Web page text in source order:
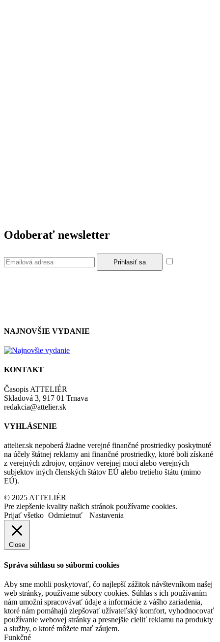
Odoberať newsletter
NAJNOVŠIE VYDANIE
KONTAKT
Časopis ATTELIÉR
Skladová 3, 917 01 Trnava
redakcia@attelier.sk
VYHLÁSENIE
attelier.sk nepoberá žiadne verejné finančné prostriedky poskytnuté
na účely štátnej reklamy ani finančné prostriedky, ktoré boli získané
z verejných zdrojov, orgánov verejnej moci alebo verejných
subjektov iných členských štátov EÚ alebo tretieho štátu (mimo
EÚ).
© 2025 ATTELIÉR
Pre zlepšenie kvality našich stránok používame cookies.
Prijať všetko Odmietnuť Nastavenia
Close
Správa súhlasu so súbormi cookies
Aby sme mohli poskytovať, čo najlepší zážitok návštevníkom našej
web stránky, používame súbory cookies. Súhlas s ich používaním
nám umožní spracovávať údaje a informácie z vášho zariadenia,
ktoré nám pomáhajú zlepšovať užívateľský komfort, vyhodnocovať
používanie webovej stránky a presnejšie cieliť reklamu na produkty
a služby, o ktoré môžete mať záujem.
Funkčné